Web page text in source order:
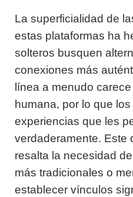
La superficialidad de
estas plataformas ha
solteros busquen
conexiones más
línea a menudo
humana, por lo que
experiencias que les
verdaderamente. Este
resalta la necesidad
más tradicionales o
establecer vínculos